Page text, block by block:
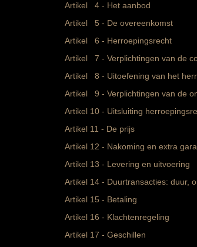
Artikel 4 - Het aanbod
Artikel 5 - De overeenkomst
Artikel 6 - Herroepingsrecht
Artikel 7 - Verplichtingen van de
Artikel 8 - Uitoefening van het
Artikel 9 - Verplichtingen van de
Artikel 10 - Uitsluiting
Artikel 11 - De prijs
Artikel 12 - Nakoming en extra
Artikel 13 - Levering en uitvoering
Artikel 14 - Duurtransacties: duur,
Artikel 15 - Betaling
Artikel 16 - Klachtenregeling
Artikel 17 - Geschillen